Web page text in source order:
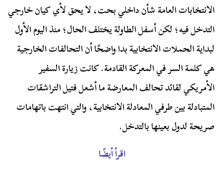
الانتخابات العامة شأن داخلي بحت، لا يحق لأي كيان خارجي
التدخل فيه؛ لكن أسفل الطاولة يختلف الحال؛ منذ اليوم الأول
لبداية الحملات الانتخابية بدا واضحًا أن التحالفات الخارجية
هي كلمة السر في المعركة القادمة. كانت زيارة السفير
الأمريكي لقائد تحالف المعارضة ما أشعل فتيل التراشقات
المتبادلة بين طرفي المعادلة الانتخابية، والتي انتهت باتهامات
صريحة لدول بعينها بالتدخل.
اقرأ أيضًا